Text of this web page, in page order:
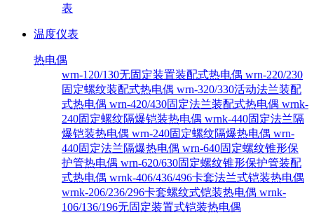
表
温度仪表
热电偶
wrn-120/130无固定装置装配式热电偶 wrn-220/230
固定螺纹装配式热电偶 wrn-320/330活动法兰装配
式热电偶 wrn-420/430固定法兰装配式热电偶 wrnk-
240固定螺纹隔爆铠装热电偶 wrnk-440固定法兰隔
爆铠装热电偶 wrn-240固定螺纹隔爆热电偶 wrn-
440固定法兰隔爆热电偶 wrn-640固定螺纹锥形保
护管热电偶 wrn-620/630固定螺纹锥形保护管装配
式热电偶 wrnk-406/436/496卡套法兰式铠装热电偶
wrnk-206/236/296卡套螺纹式铠装热电偶 wrnk-
106/136/196无固定装置式铠装热电偶